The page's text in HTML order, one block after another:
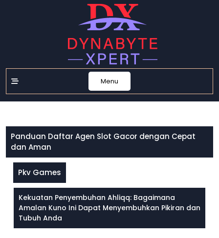
Menu
Panduan Daftar Agen Slot Gacor dengan Cepat
dan Aman
Pkv Games
Kekuatan Penyembuhan Ahliqq: Bagaimana
Amalan Kuno Ini Dapat Menyembuhkan Pikiran dan
Tubuh Anda